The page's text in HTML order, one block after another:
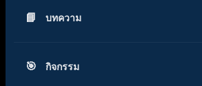
บทความ
กิจกรรม